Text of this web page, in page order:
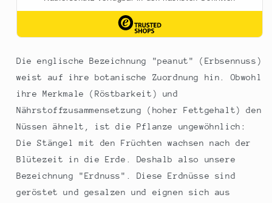
Die englische Bezeichnung "peanut" (Erbsennuss)
weist auf ihre botanische Zuordnung hin. Obwohl
ihre Merkmale (Röstbarkeit) und
Nährstoffzusammensetzung (hoher Fettgehalt) den
Nüssen ähnelt, ist die Pflanze ungewöhnlich:
Die Stängel mit den Früchten wachsen nach der
Blütezeit in die Erde. Deshalb also unsere
Bezeichnung "Erdnuss". Diese Erdnüsse sind
geröstet und gesalzen und eignen sich aus